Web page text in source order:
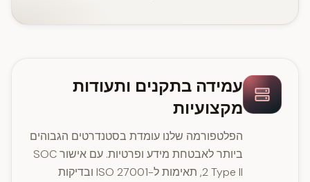
עמידה בתקנים ותעודות
מקצועיות
הפלטפורמה שלנו עומדת בסטנדרטים הגבוהים
ביותר לאבטחת מידע ופרטיות. עם אישור SOC
2 Type II, תאימות ל-ISO 27001 ובדיקות